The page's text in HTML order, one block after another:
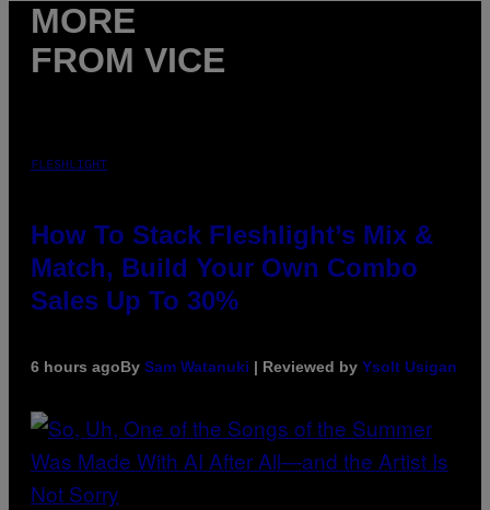
MORE
FROM VICE
FLESHLIGHT
How To Stack Fleshlight’s Mix &
Match, Build Your Own Combo
Sales Up To 30%
6 hours agoBy Sam Watanuki | Reviewed by Ysolt Usigan